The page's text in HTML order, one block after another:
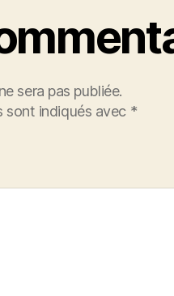
sera pas publiée.
sont indiqués avec *